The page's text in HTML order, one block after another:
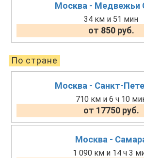
Москва - Медвежьи
34 км и 51 мин
от 850 руб.
По стране
Москва - Санкт-
710 км и 6 ч 10
от 17750 руб.
Москва -
1 090 км и 14 ч 3